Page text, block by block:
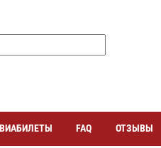
FAQ ОТЗЫВЫ